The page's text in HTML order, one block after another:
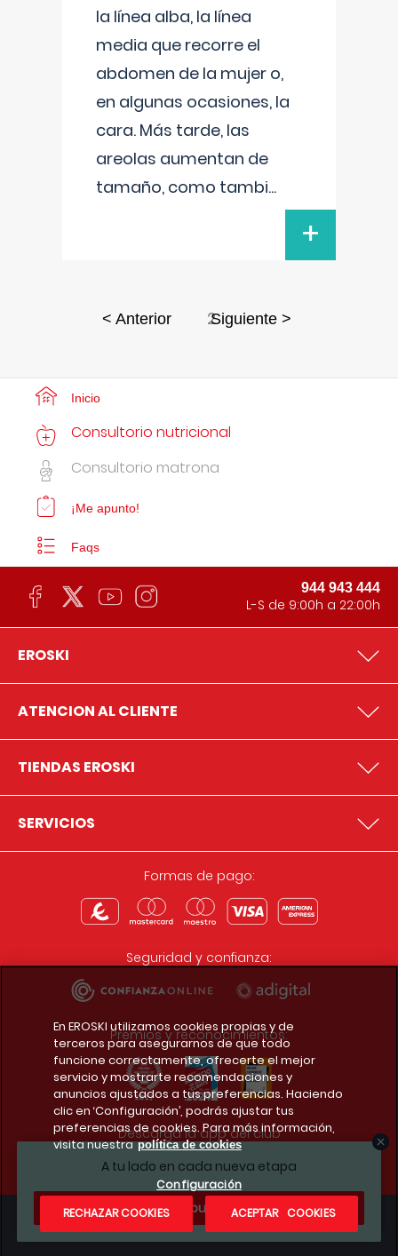
la línea alba, la línea
media que recorre el
abdomen de la mujer o,
en algunas ocasiones, la
cara. Más tarde, las
areolas aumentan de
tamaño, como tambi...
+
< Anterior 2Siguiente >
A tu lado en cada nueva etapa
¿Te apuntas?
Inicio
Consultorio nutricional
Consultorio matrona
¡Me apunto!
Faqs
944 943 444
L-S de 9:00h a 22:00h
EROSKI
ATENCION AL CLIENTE
TIENDAS EROSKI
SERVICIOS
Formas de pago:
Seguridad y confianza:
Premios y reconocimientos:
Descarga la app del club
Condiciones legales
En EROSKI utilizamos cookies propias y de
terceros para asegurarnos de que todo
funcione correctamente, ofrecerte el mejor
servicio y mostrarte recomendaciones y
anuncios ajustados a tus preferencias. Haciendo
clic en ‘Configuración’, podrás ajustar tus
preferencias de cookies. Para más información,
visita nuestra política de cookies
Configuración
RECHAZAR COOKIES
ACEPTAR COOKIES